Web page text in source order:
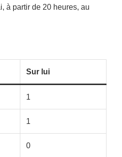
à partir de 20 heures, au
Sur lui
1
1
0